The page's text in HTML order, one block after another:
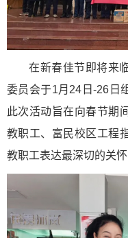
在新春佳节即将来
委员会于1月24日-26日
此次活动旨在向春节期
教职工、富民校区工程
教职工表达最深切的关怀